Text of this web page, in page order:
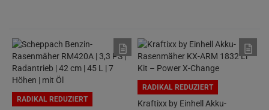
RADIKAL REDUZIERT
RADIKAL REDUZIERT
Kraftixx by Einhell Akku-